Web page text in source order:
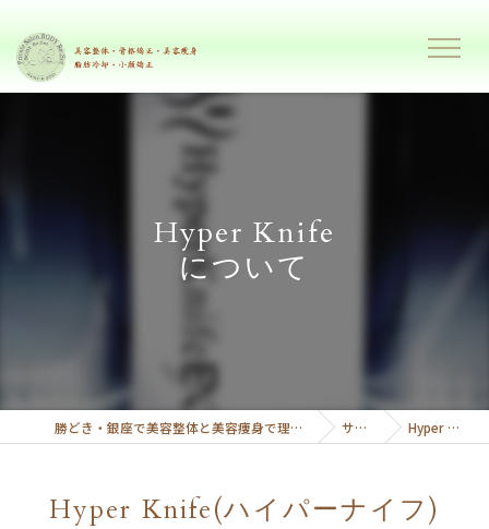
Hyper Knife
について
勝どき・銀座で美容整体と美容痩身で理想のボディーへ導くプライベートサロンボディーリセット サービス内容 Hyper Knife(ﾊｲﾊﾟｰﾅｲﾌ)
Hyper Knife(ハイパーナイフ)